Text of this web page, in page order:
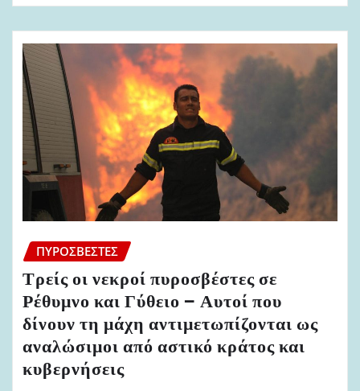
ΠΥΡΟΣΒΈΣΤΕΣ
Τρείς οι νεκροί πυροσβέστες σε
Ρέθυμνο και Γύθειο – Αυτοί που
δίνουν τη μάχη αντιμετωπίζονται ως
αναλώσιμοι από αστικό κράτος και
κυβερνήσεις